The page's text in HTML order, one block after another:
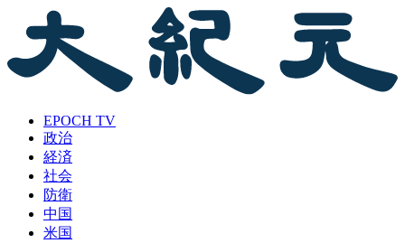
EPOCH TV
政治
経済
社会
防衛
中国
米国